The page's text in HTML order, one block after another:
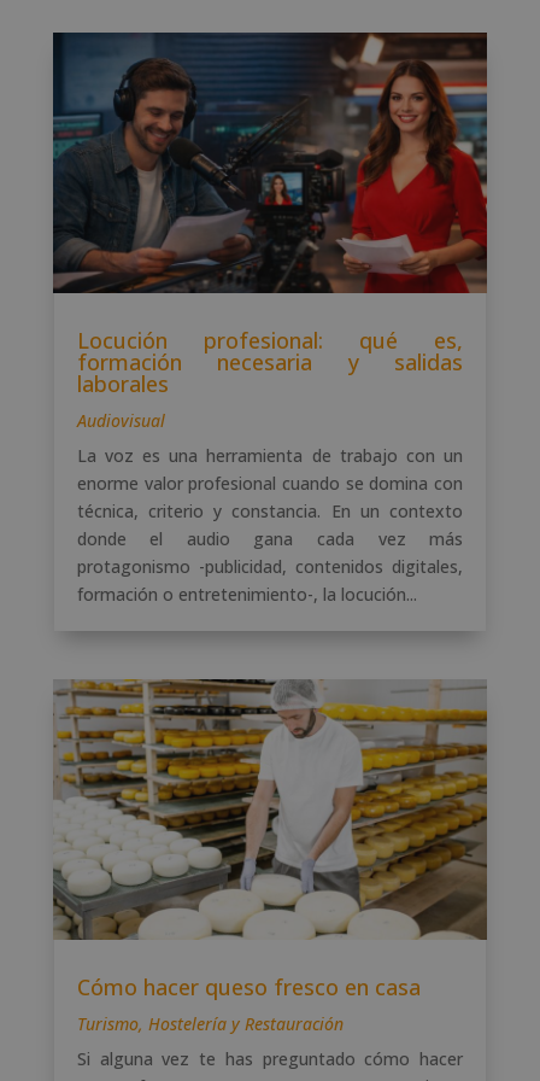
Locución profesional: qué es,
formación necesaria y salidas
laborales
Audiovisual
La voz es una herramienta de trabajo con un
enorme valor profesional cuando se domina con
técnica, criterio y constancia. En un contexto
donde el audio gana cada vez más
protagonismo -publicidad, contenidos digitales,
formación o entretenimiento-, la locución...
Cómo hacer queso fresco en casa
Turismo, Hostelería y Restauración
Si alguna vez te has preguntado cómo hacer